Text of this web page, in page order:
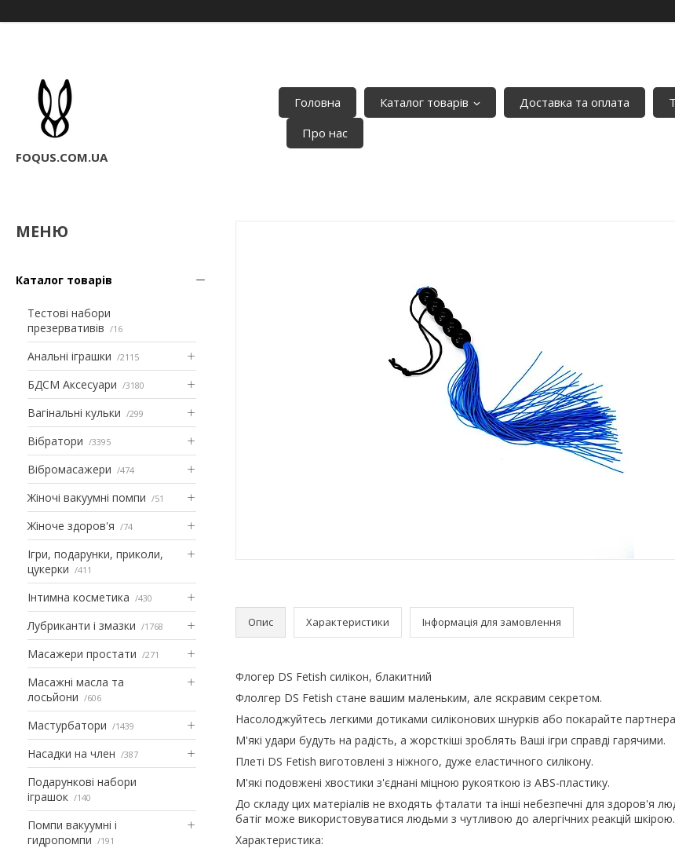
FOQUS.COM.UA
Головна Каталог товарів Доставка та оплата
Про нас
Каталог товарів
Тестові набори
презервативів
16
Анальні іграшки 2115
БДСМ Аксесуари 3180
Вагінальні кульки 299
Вібратори 3395
Вібромасажери 474
Жіночі вакуумні помпи 51
Жіноче здоров'я 74
Ігри, подарунки, приколи,
цукерки
411
Інтимна косметика 430
Лубриканти і змазки 1768
Масажери простати 271
Масажні масла та
лосьйони
606
Мастурбатори 1439
Насадки на член 387
Подарункові набори
іграшок
140
Помпи вакуумні і
гидропомпи
191
Опис Характеристики Інформація для замовлення
Флогер DS Fetish силікон, блакитний
Флолгер DS Fetish стане вашим маленьким, але яскравим секретом.
Насолоджуйтесь легкими дотиками силіконових шнурків або покарайте
М'які удари будуть на радість, а жорсткіші зроблять Ваші ігри справді гарячими.
Плеті DS Fetish виготовлені з ніжного, дуже еластичного силікону.
М'які подовжені хвостики з'єднані міцною рукояткою із ABS-пластику.
До складу цих матеріалів не входять фталати та інші небезпечні для здоров'я
батіг може використовуватися людьми з чутливою до алергічних реакцій шкірою.
Характеристика: